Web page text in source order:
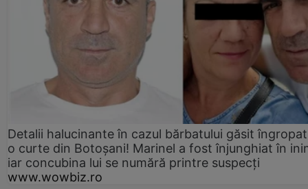
Detalii halucinante în cazul bărbatului găsit
o curte din Botoșani! Marinel a fost înjunghiat în
iar concubina lui se numără printre suspecți
www.wowbiz.ro